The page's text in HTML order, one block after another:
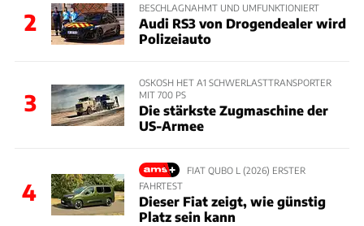
2
BESCHLAGNAHMT UND UMFUNKTIONIERT
Audi RS3 von Drogendealer wird
Polizeiauto
3
OSKOSH HET A1 SCHWERLASTTRANSPORTER
MIT 700 PS
Die stärkste Zugmaschine der
US-Armee
4
FIAT QUBO L (2026) ERSTER
FAHRTEST
Dieser Fiat zeigt, wie günstig
Platz sein kann